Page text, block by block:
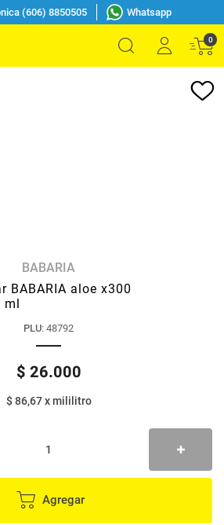
(606) 8850505 Whatsapp
0
BABARIA
BABARIA aloe x300
ml
PLU: 48792
$ 26.000
$ 86,67xmililitro
Agregar